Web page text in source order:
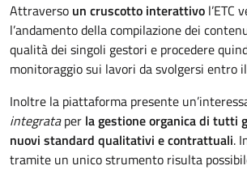
Attraverso un cruscotto interattivo l’ETC
l’andamento della compilazione dei
qualità dei singoli gestori e procedere
monitoraggio sui lavori da svolgersi
Inoltre la piattaforma presente
integrataper la gestione organica di tutti
nuovi standard qualitativi e contrattuali.
tramite un unico strumento risulta